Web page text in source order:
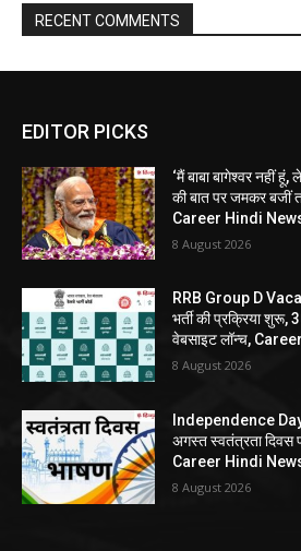
RECENT COMMENTS
EDITOR PICKS
‘मैं बाबा बागेश्वर नहीं हूं,
की बात पर जमकर बजीं
Career Hindi
8 August 2026
RRB Group D
भर्ती की प्रक्रिया
वेबसाइट लॉन्च,
8 August 2026
Independence
अगस्त स्वतंत्रता दिवस
Career Hindi
8 August 2026